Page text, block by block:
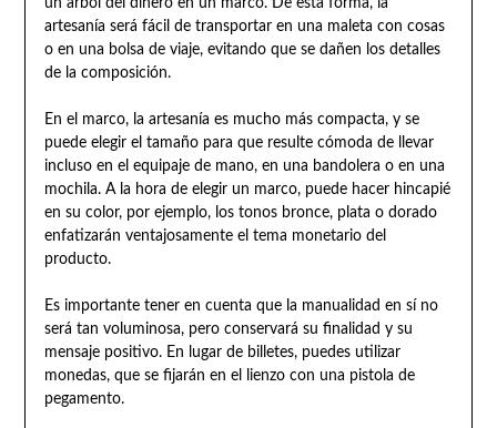
un árbol del dinero en un marco. De esta forma, la
artesanía será fácil de transportar en una maleta con cosas
o en una bolsa de viaje, evitando que se dañen los detalles
de la composición.
En el marco, la artesanía es mucho más compacta, y se
puede elegir el tamaño para que resulte cómoda de llevar
incluso en el equipaje de mano, en una bandolera o en una
mochila. A la hora de elegir un marco, puede hacer hincapié
en su color, por ejemplo, los tonos bronce, plata o dorado
enfatizarán ventajosamente el tema monetario del
producto.
Es importante tener en cuenta que la manualidad en sí no
será tan voluminosa, pero conservará su finalidad y su
mensaje positivo. En lugar de billetes, puedes utilizar
monedas, que se fijarán en el lienzo con una pistola de
pegamento.